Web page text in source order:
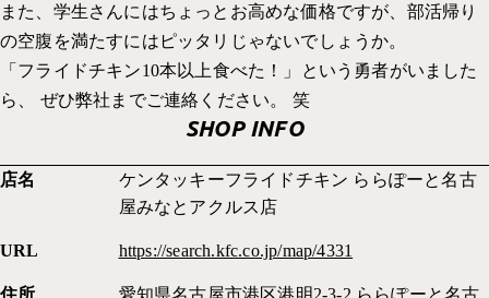
また、学生さんにはちょっとお高めな価格ですが、部活帰り
の空腹を満たすにはピッタリじゃないでしょうか。
「フライドチキン10本以上食べた！」という勇者がいました
ら、 ぜひ弊社までご連絡ください。 笑
SHOP INFO
店名
ケンタッキーフライドチキン ららぽーと名古
屋みなとアクルス店
URL https://search.kfc.co.jp/map/4331
住所 愛知県名古屋市港区港明2-3-2 ららぽーと名古